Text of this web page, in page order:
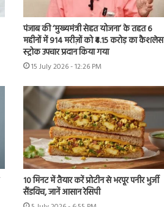
पंजाब की ‘मुख्यमंत्री सेहत योजना’ के तहत 6
महीनों में 914 मरीज़ों को ₹4.15 करोड़ का कैशलेस
स्ट्रोक उपचार प्रदान किया गया
15 July 2026 - 12:26 PM
10 मिनट में तैयार करें प्रोटीन से भरपूर पनीर भुर्जी
सैंडविच, जानें आसान रेसिपी